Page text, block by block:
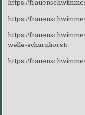
https://
https://
https://
welle-scharnhorst/
https://